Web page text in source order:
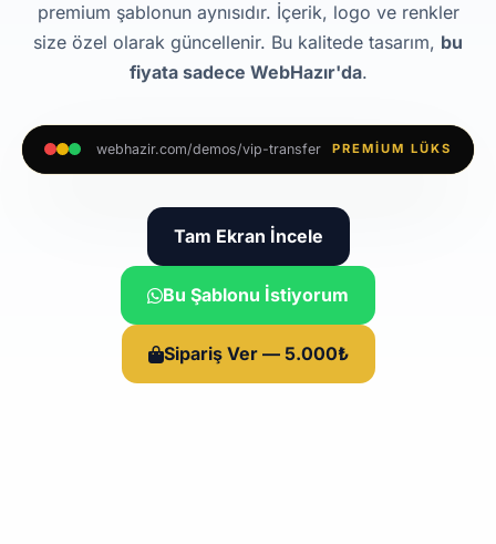
premium şablonun aynısıdır. İçerik, logo ve renkler
size özel olarak güncellenir. Bu kalitede tasarım, bu
fiyata sadece WebHazır'da.
webhazir.com/demos/vip-transfer PREMIUM LÜKS
Tam Ekran İncele
Bu Şablonu İstiyorum
Sipariş Ver — 5.000₺